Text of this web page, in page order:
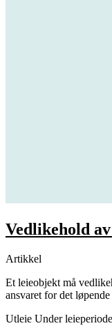
Vedlikehold
Artikkel
Et leieobjekt må
ansvaret for det
Utleie Under